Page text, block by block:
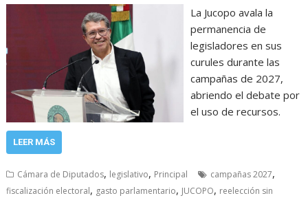
La Jucopo avala la
permanencia de
legisladores en sus
curules durante las
campañas de 2027,
abriendo el debate por
el uso de recursos.
LEER MÁS
Cámara de Diputados, legislativo, Principal campañas 2027,
fiscalización electoral, gasto parlamentario, JUCOPO, reelección sin